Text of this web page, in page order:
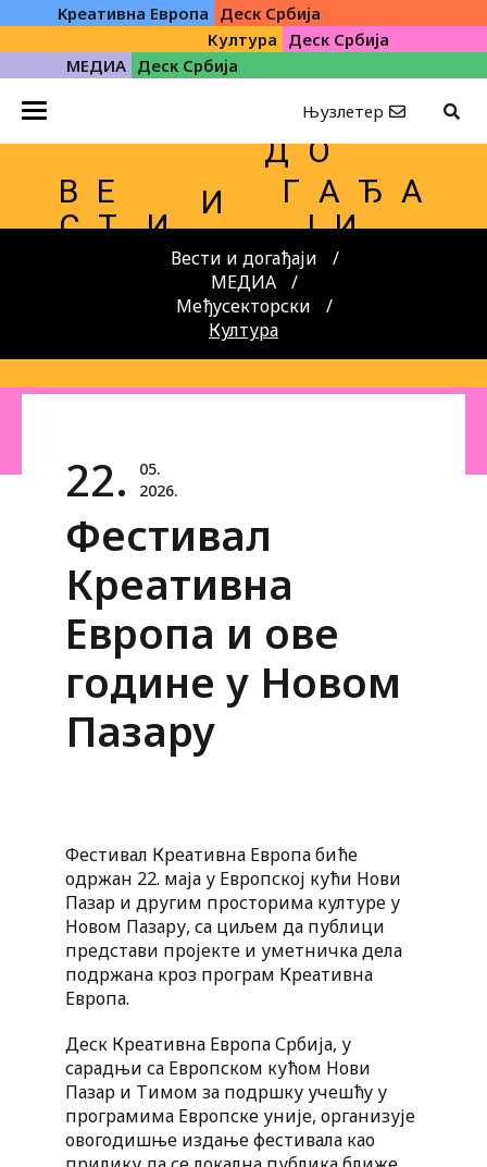
Kреативна Eвропа Деск Србија
Култура Деск Србија
МЕДИА Деск Србија
Њузлетер
Д О
В Е
И
Г А Ђ А
С Т И Ј И
Вести и догађаји
МЕДИА
Међусекторски
Култура
22.
05.
2026.
Фестивал
Креативна
Европа и ове
године у Новом
Пазару
Фестивал Креативна Европа биће
одржан 22. маја у Европској кући Нови
Пазар и другим просторима културе у
Новом Пазару, са циљем да публици
представи пројекте и уметничка дела
подржана кроз програм Креативна
Европа.
Деск Креативна Европа Србија, у
сарадњи са Европском кућом Нови
Пазар и Тимом за подршку учешћу у
програмима Европске уније, организује
овогодишње издање фестивала као